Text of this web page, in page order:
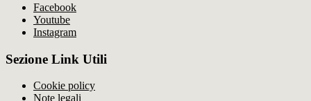
Facebook
Youtube
Instagram
Sezione Link Utili
Cookie policy
Note legali